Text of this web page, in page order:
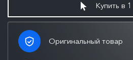
Купить в
Оригинальный товар